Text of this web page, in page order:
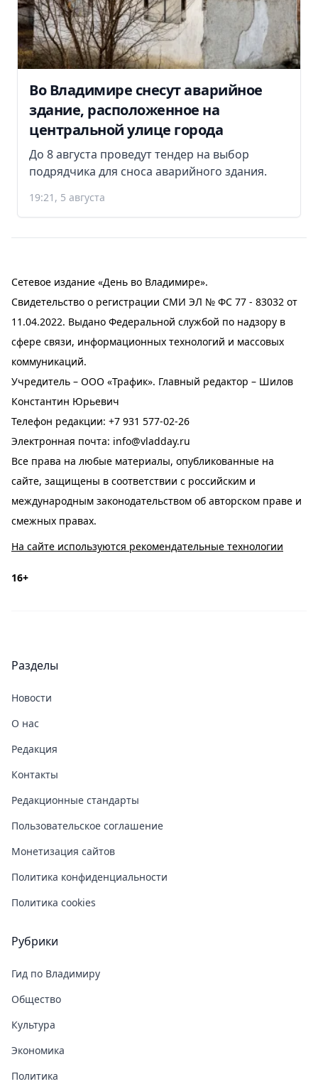
Во Владимире снесут аварийное
здание, расположенное на
центральной улице города
До 8 августа проведут тендер на выбор
подрядчика для сноса аварийного здания.
19:21, 5 августа
Сетевое издание «День во Владимире».
Свидетельство о регистрации СМИ ЭЛ № ФС 77 - 83032 от
11.04.2022. Выдано Федеральной службой по надзору в
сфере связи, информационных технологий и массовых
коммуникаций.
Учредитель – ООО «Трафик». Главный редактор – Шилов
Константин Юрьевич
Телефон редакции: +7 931 577-02-26
Электронная почта: info@vladday.ru
Все права на любые материалы, опубликованные на
сайте, защищены в соответствии с российским и
международным законодательством об авторском праве и
смежных правах.
На сайте используются рекомендательные технологии
16+
Разделы
Новости
О нас
Редакция
Контакты
Редакционные стандарты
Пользовательское соглашение
Монетизация сайтов
Политика конфиденциальности
Политика cookies
Рубрики
Гид по Владимиру
Общество
Культура
Экономика
Политика